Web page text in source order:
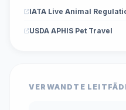
IATA Live Animal
USDA APHIS Pet Travel
VERWANDTE